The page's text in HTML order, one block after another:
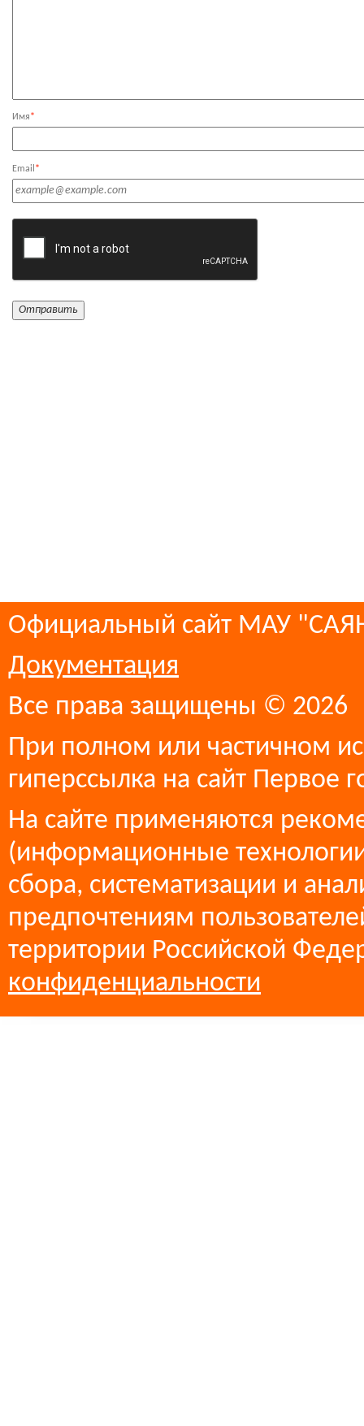
Имя*
Email *
Официальный сайт МАУ
Документация
Все права защищены © 2026
При полном или частичном
гиперссылка на сайт Первое
На сайте применяются
(информационные
сбора, систематизации и
предпочтениям
территории Российской
конфиденциальности